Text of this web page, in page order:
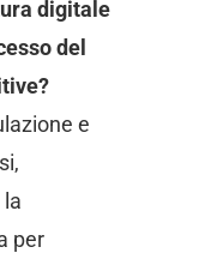
digitale
del
e
per